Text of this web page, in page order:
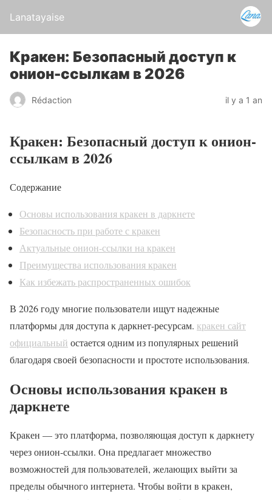
Lanatayaise
Кракен: Безопасный доступ к
онион-ссылкам в 2026
Rédaction il y a 1 an
Кракен: Безопасный доступ к онион-
ссылкам в 2026
Содержание
Основы использования кракен в даркнете
Безопасность при работе с кракен
Актуальные онион-ссылки на кракен
Преимущества использования кракен
Как избежать распространенных ошибок
В 2026 году многие пользователи ищут надежные
платформы для доступа к даркнет-ресурсам. кракен сайт
официальный остается одним из популярных решений
благодаря своей безопасности и простоте использования.
Основы использования кракен в
даркнете
Кракен — это платформа, позволяющая доступ к даркнету
через онион-ссылки. Она предлагает множество
возможностей для пользователей, желающих выйти за
пределы обычного интернета. Чтобы войти в кракен,